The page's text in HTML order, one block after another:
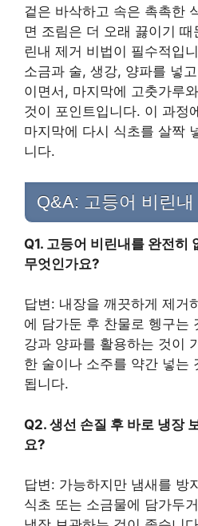
겉은 바삭하고 속은 촉촉한
면 조림은 더 오래 끓이기
린내 제거 비법이 필수적입
소금과 술, 생강, 양파를 넣
이면서, 마지막에 고춧가루
것이 포인트입니다. 이 과정
마지막에 다시 식초를 살짝
니다.
Q&A: 고등어 비린
Q1. 고등어 비린내를 완전히
무엇인가요?
답변: 내장을 깨끗하게 제거
에 담가둔 후 찬물로 헹구는
강과 양파를 활용하는 것이
한 술이나 소주를 약간 넣는
됩니다.
Q2. 생선 손질 후 바로 냉장
요?
답변: 가능하지만 냄새를 방
식초 또는 소금물에 담가두